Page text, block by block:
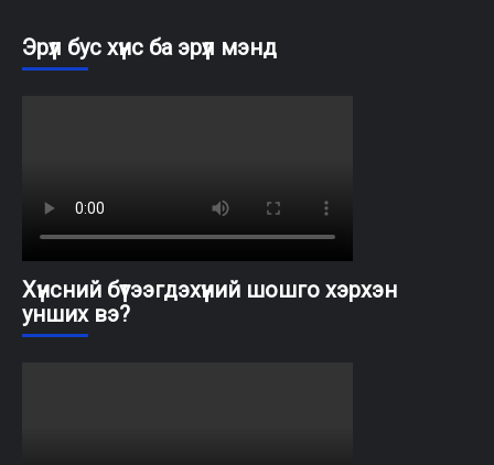
Эрүүл бус хүнс ба эрүүл мэнд
Хүнсний бүтээгдэхүүний шошго хэрхэн
унших вэ?